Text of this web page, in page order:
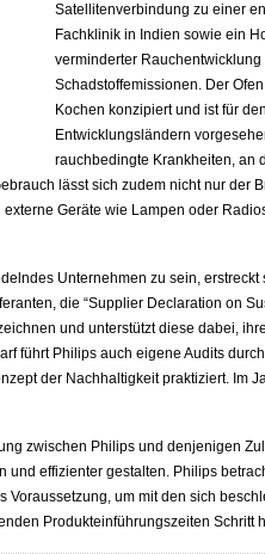
Satellitenverbindung zu einer
Fachklinik in Indien sowie ein
verminderter
Schadstoffemissionen. Der
Kochen konzipiert und ist für
Entwicklungsländern
rauchbedingte Krankheiten, an
lässt sich zudem nicht nur der
Geräte wie Lampen oder
Unternehmen zu sein, erstreckt
die “Supplier Declaration on
und unterstützt diese dabei,
führt Philips auch eigene Audits
der Nachhaltigkeit praktiziert. Im
zwischen Philips und denjenigen
effizienter gestalten. Philips
um mit den sich
Produkteinführungszeiten Schritt